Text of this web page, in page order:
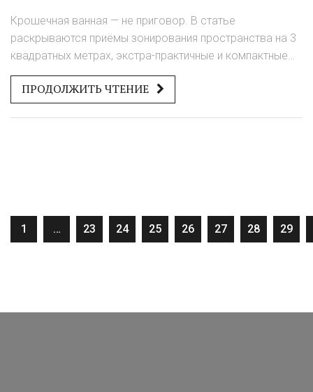
расстановки мебели
Крошечная ванная — не приговор. В статье
раскрываются приёмы зонирования пространства на 3
квадратных метрах, экстра-практичные и компактные
мебельные решения, а также советы по выбору
сантехники и хранению вещей. Узнайте, как визуально
увеличить даже самый маленький санузел и сделать
ПРОДОЛЖИТЬ ЧТЕНИЕ
1 … 23 24 25 26 27 28 29